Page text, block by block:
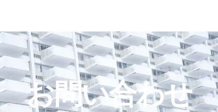
お問い合わせ